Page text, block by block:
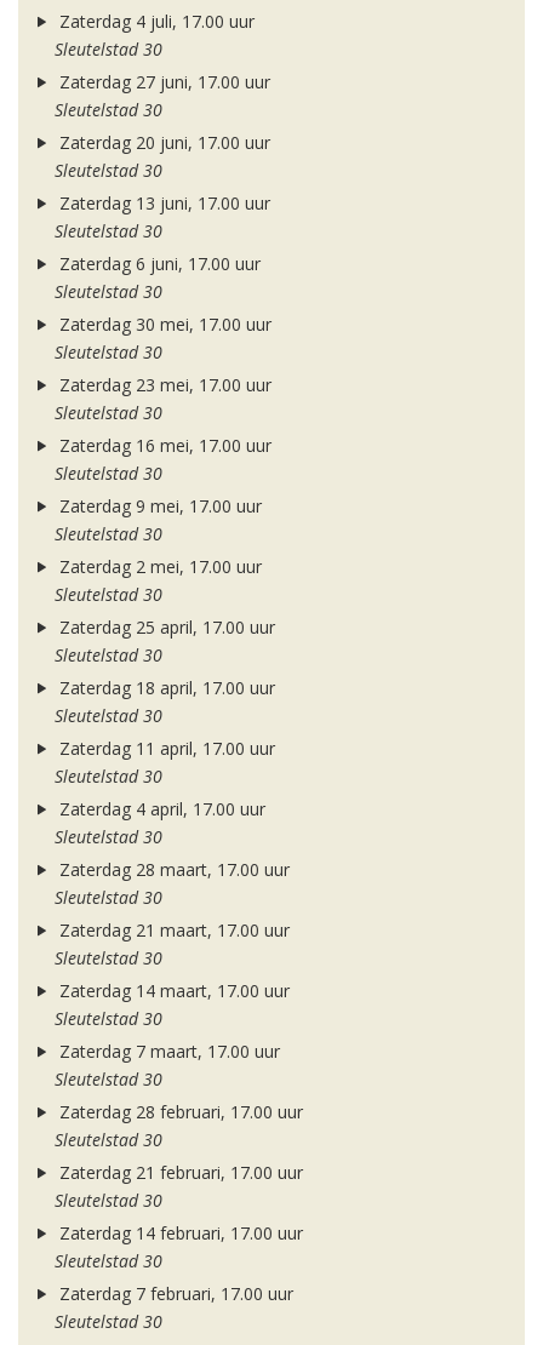
Zaterdag 4 juli, 17.00 uur
Sleutelstad 30
Zaterdag 27 juni, 17.00 uur
Sleutelstad 30
Zaterdag 20 juni, 17.00 uur
Sleutelstad 30
Zaterdag 13 juni, 17.00 uur
Sleutelstad 30
Zaterdag 6 juni, 17.00 uur
Sleutelstad 30
Zaterdag 30 mei, 17.00 uur
Sleutelstad 30
Zaterdag 23 mei, 17.00 uur
Sleutelstad 30
Zaterdag 16 mei, 17.00 uur
Sleutelstad 30
Zaterdag 9 mei, 17.00 uur
Sleutelstad 30
Zaterdag 2 mei, 17.00 uur
Sleutelstad 30
Zaterdag 25 april, 17.00 uur
Sleutelstad 30
Zaterdag 18 april, 17.00 uur
Sleutelstad 30
Zaterdag 11 april, 17.00 uur
Sleutelstad 30
Zaterdag 4 april, 17.00 uur
Sleutelstad 30
Zaterdag 28 maart, 17.00 uur
Sleutelstad 30
Zaterdag 21 maart, 17.00 uur
Sleutelstad 30
Zaterdag 14 maart, 17.00 uur
Sleutelstad 30
Zaterdag 7 maart, 17.00 uur
Sleutelstad 30
Zaterdag 28 februari, 17.00 uur
Sleutelstad 30
Zaterdag 21 februari, 17.00 uur
Sleutelstad 30
Zaterdag 14 februari, 17.00 uur
Sleutelstad 30
Zaterdag 7 februari, 17.00 uur
Sleutelstad 30